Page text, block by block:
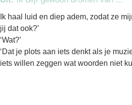
Ik haal luid en diep adem, zodat ze
jij dat ook?’
‘Wat?’
‘Dat je plots aan iets denkt als je
iets willen zeggen wat woorden niet